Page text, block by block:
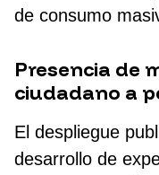
de consumo
Presencia de
ciudadano a
El despliegue
desarrollo de